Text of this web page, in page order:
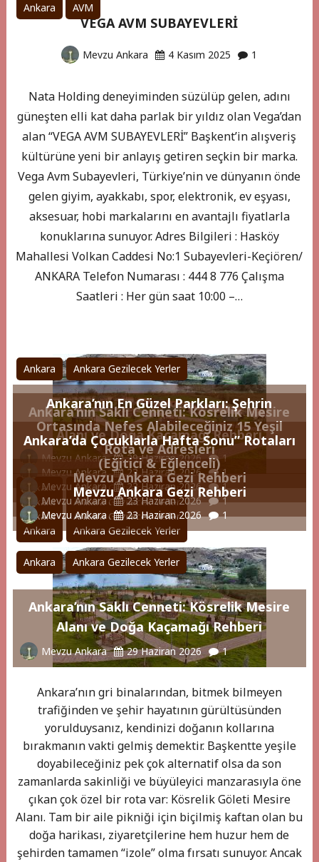
Ankara AVM
VEGA AVM SUBAYEVLERİ
Mevzu Ankara 4 Kasım 2025 1
Nata Holding deneyiminden süzülüp gelen, adını
güneşten elli kat daha parlak bir yıldız olan Vega’dan
alan “VEGA AVM SUBAYEVLERİ” Başkent’in alışveriş
kültürüne yeni bir anlayış getiren seçkin bir marka.
Vega Avm Subayevleri, Türkiye’nin ve dünyanın önde
gelen giyim, ayakkabı, spor, elektronik, ev eşyası,
aksesuar, hobi markalarını en avantajlı fiyatlarla
konuklarına sunuyor. Adres Bilgileri : Hasköy
Mahallesi Volkan Caddesi No:1 Subayevleri-Keçiören/
ANKARA Telefon Numarası : 444 8 776 Çalışma
Saatleri : Her gün saat 10:00 –…
Ankara Ankara Gezilecek Yerler
Ankara’nın Saklı Cenneti: Kösrelik Mesire
Alanı ve Doğa Kaçamağı Rehberi
Mevzu Ankara 29 Haziran 2026 1
Ankara Ankara Gezilecek Yerler
Ankara’nın En Güzel Parkları: Şehrin
Ortasında Nefes Alabileceğiniz 15 Yeşil
Rota ve Adresleri
Mevzu Ankara 23 Haziran 2026 1
Ankara Ankara Gezilecek Yerler
Ankara’da Çocuklarla Hafta Sonu” Rotaları
(Eğitici & Eğlenceli)
Mevzu Ankara 23 Haziran 2026 1
Ankara Ankara Gezilecek Yerler
Mevzu Ankara Gezi Rehberi
Mevzu Ankara 23 Haziran 2026 1
Ankara Ankara Gezilecek Yerler
Mevzu Ankara Gezi Rehberi
Mevzu Ankara 23 Haziran 2026 1
Ankara Ankara Gezilecek Yerler
Ankara’nın Saklı Cenneti: Kösrelik Mesire
Alanı ve Doğa Kaçamağı Rehberi
Mevzu Ankara 29 Haziran 2026 1
Ankara’nın gri binalarından, bitmek bilmeyen
trafiğinden ve şehir hayatının gürültüsünden
yorulduysanız, kendinizi doğanın kollarına
bırakmanın vakti gelmiş demektir. Başkentte yeşile
doyabileceğiniz pek çok alternatif olsa da son
zamanlarda sakinliği ve büyüleyici manzarasıyla öne
çıkan çok özel bir rota var: Kösrelik Göleti Mesire
Alanı. Tam bir aile pikniği için biçilmiş kaftan olan bu
doğa harikası, ziyaretçilerine hem huzur hem de
şehirden tamamen “izole” olma fırsatı sunuyor. Ancak